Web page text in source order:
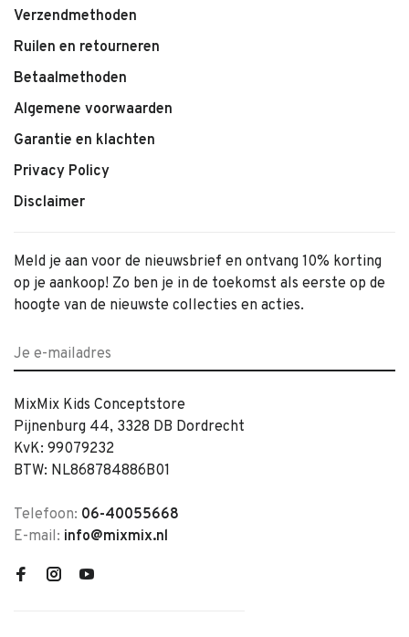
• Kleur Cotton Cream
• Geschikt voor dagelijks én feestelijk gebruik
Verzendmethoden
Ruilen en retourneren
Betaalmethoden
Algemene voorwaarden
Garantie en klachten
Privacy Policy
Disclaimer
Meld je aan voor de nieuwsbrief en ontvang 10% korting
op je aankoop! Zo ben je in de toekomst als eerste op de
hoogte van de nieuwste collecties en acties.
MixMix Kids Conceptstore
Pijnenburg 44, 3328 DB Dordrecht
KvK: 99079232
BTW: NL868784886B01
Telefoon: 06-40055668
E-mail: info@mixmix.nl